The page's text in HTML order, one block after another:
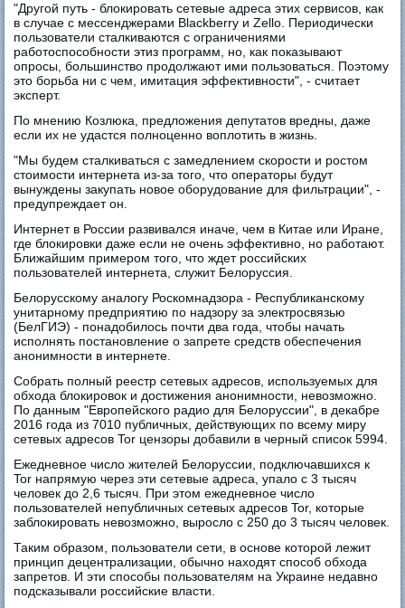
"Другой путь - блокировать сетевые адреса этих сервисов, как
в случае с мессенджерами Blackberry и Zello. Периодически
пользователи сталкиваются с ограничениями
работоспособности этиз программ, но, как показывают
опросы, большинство продолжают ими пользоваться. Поэтому
это борьба ни с чем, имитация эффективности", - считает
эксперт.
По мнению Козлюка, предложения депутатов вредны, даже
если их не удастся полноценно воплотить в жизнь.
"Мы будем сталкиваться с замедлением скорости и ростом
стоимости интернета из-за того, что операторы будут
вынуждены закупать новое оборудование для фильтрации", -
предупреждает он.
Интернет в России развивался иначе, чем в Китае или Иране,
где блокировки даже если не очень эффективно, но работают.
Ближайшим примером того, что ждет российских
пользователей интернета, служит Белоруссия.
Белорусскому аналогу Роскомнадзора - Республиканскому
унитарному предприятию по надзору за электросвязью
(БелГИЭ) - понадобилось почти два года, чтобы начать
исполнять постановление о запрете средств обеспечения
анонимности в интернете.
Собрать полный реестр сетевых адресов, используемых для
обхода блокировок и достижения анонимности, невозможно.
По данным "Европейского радио для Белоруссии", в декабре
2016 года из 7010 публичных, действующих по всему миру
сетевых адресов Tor цензоры добавили в черный список 5994.
Ежедневное число жителей Белоруссии, подключавшихся к
Tor напрямую через эти сетевые адреса, упало с 3 тысяч
человек до 2,6 тысяч. При этом ежедневное число
пользователей непубличных сетевых адресов Tor, которые
заблокировать невозможно, выросло с 250 до 3 тысяч человек.
Таким образом, пользователи сети, в основе которой лежит
принцип децентрализации, обычно находят способ обхода
запретов. И эти способы пользователям на Украине недавно
подсказывали российские власти.